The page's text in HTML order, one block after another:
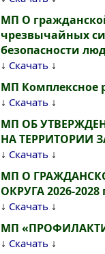
МП О
чрезвычайных
безопасности
↓ Скачать ↓
МП Комплексное
↓ Скачать ↓
МП ОБ
НА ТЕРРИТОРИИ
↓ Скачать ↓
МП О
ОКРУГА 2026-2028
↓ Скачать ↓
МП
↓ Скачать ↓